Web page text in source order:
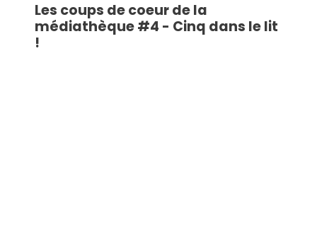
Les coups de coeur de la
médiathèque #4 - Cinq dans le lit
!